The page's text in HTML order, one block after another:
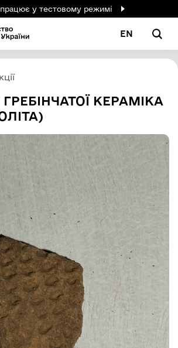
у тестовому режимі
EN
КЕРАМІКА